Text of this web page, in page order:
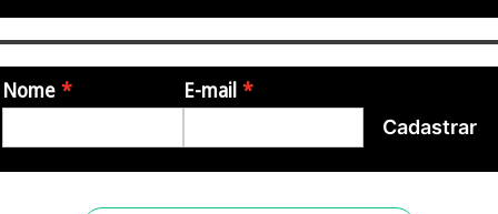
Nome E-mail
Cadastrar